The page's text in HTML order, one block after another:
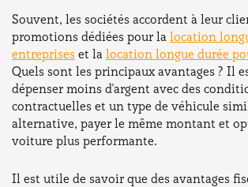
Souvent, les sociétés accordent à leur
promotions dédiées pour la location
entreprises et la location longue durée
Quels sont les principaux avantages ? Il
dépenser moins d'argent avec des
contractuelles et un type de véhicule
alternative, payer le même montant et
voiture plus performante.
Il est utile de savoir que des avantages